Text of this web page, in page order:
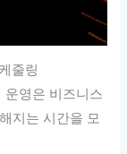
줄링
운영은 비즈니스
지는 시간을 모